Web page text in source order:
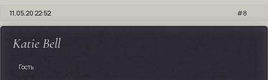
8
11.05.20 22:52
Katie Bell
Гость